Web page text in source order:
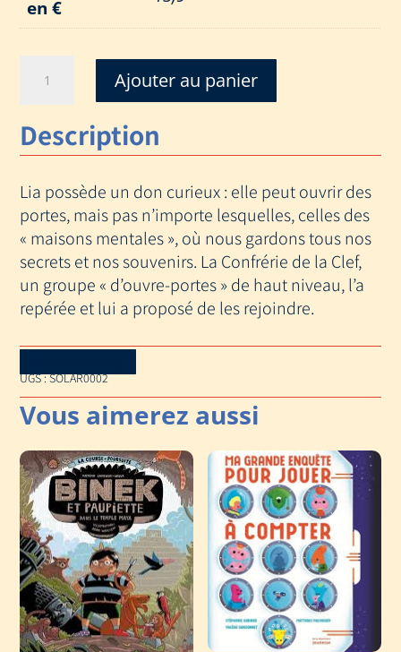
en €
PORTES
DE
LIA
ESCAPE
GAME
JUNIOR
Ajouter au panier
Description
Lia possède un don curieux : elle peut ouvrir des
portes, mais pas n’importe lesquelles, celles des
« maisons mentales », où nous gardons tous nos
secrets et nos souvenirs. La Confrérie de la Clef,
un groupe « d’ouvre-portes » de haut niveau, l’a
repérée et lui a proposé de les rejoindre.
UGS :SOLAR0002